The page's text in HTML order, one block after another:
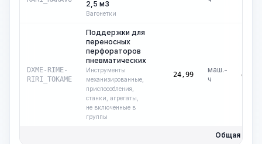
2,5 м3
Вагонетки
DXME-RIME-
RIRI_TOKAME
Поддержки для
переносных
перфораторов
пневматических
Инструменты
механизированные,
приспособления,
станки, агрегаты,
не включенные в
группы
24,99
маш.-
ч
₽
Общая цена: